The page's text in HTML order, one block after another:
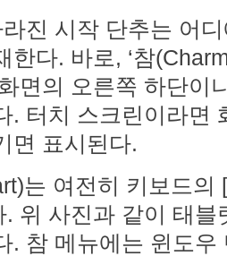
진 시작 단추는 어
한다. 바로, ‘참
면의 오른쪽 하단이
. 터치 스크린이라면
면 표시된다.
는 여전히 키보드의
. 위 사진과 같이 태블
. 참 메뉴에는 윈도우